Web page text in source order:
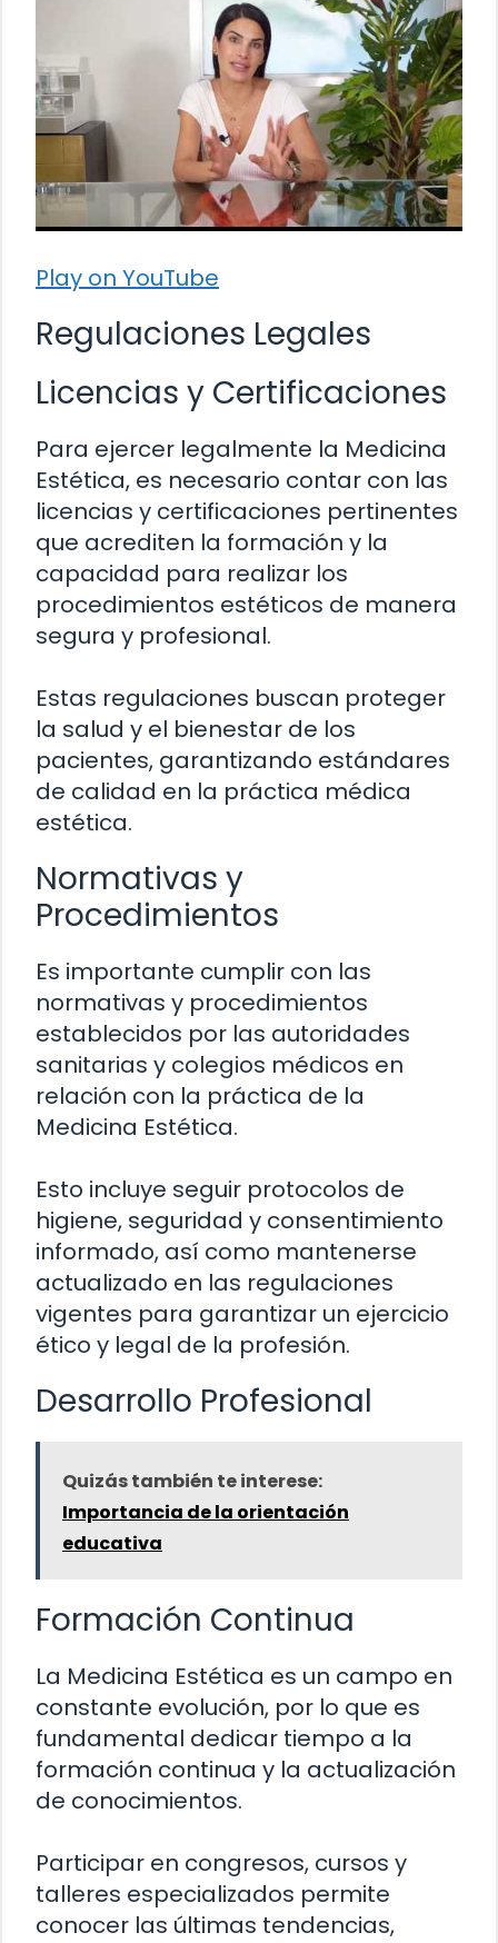
Play on YouTube
Regulaciones Legales
Licencias y Certificaciones
Para ejercer legalmente la Medicina
Estética, es necesario contar con las
licencias y certificaciones pertinentes
que acrediten la formación y la
capacidad para realizar los
procedimientos estéticos de manera
segura y profesional.
Estas regulaciones buscan proteger
la salud y el bienestar de los
pacientes, garantizando estándares
de calidad en la práctica médica
estética.
Normativas y
Procedimientos
Es importante cumplir con las
normativas y procedimientos
establecidos por las autoridades
sanitarias y colegios médicos en
relación con la práctica de la
Medicina Estética.
Esto incluye seguir protocolos de
higiene, seguridad y consentimiento
informado, así como mantenerse
actualizado en las regulaciones
vigentes para garantizar un ejercicio
ético y legal de la profesión.
Desarrollo Profesional
Quizás también te interese:
Importancia de la orientación
educativa
Formación Continua
La Medicina Estética es un campo en
constante evolución, por lo que es
fundamental dedicar tiempo a la
formación continua y la actualización
de conocimientos.
Participar en congresos, cursos y
talleres especializados permite
conocer las últimas tendencias,